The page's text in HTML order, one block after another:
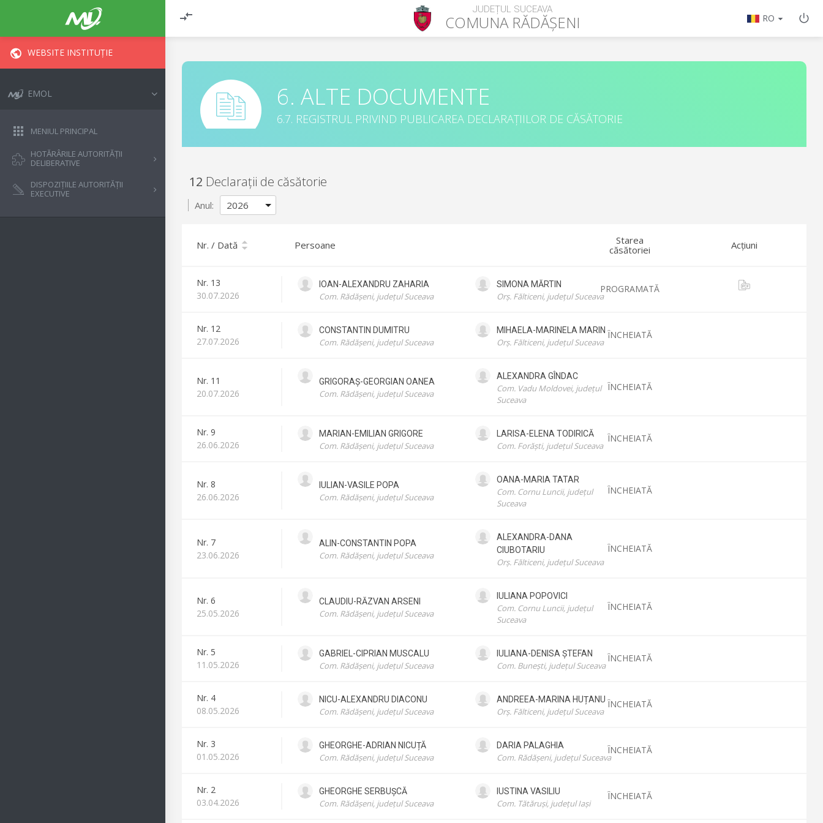
JUDEȚUL SUCEAVA
COMUNA RĂDĂȘENI RO
WEBSITE INSTITUȚIE
EMOL
MENIUL PRINCIPAL
HOTĂRÂRILE AUTORITĂȚII
DELIBERATIVE
DISPOZIȚIILE AUTORITĂȚII
EXECUTIVE
6. ALTE DOCUMENTE
6.7. REGISTRUL PRIVIND PUBLICAREA DECLARAȚIILOR DE CĂSĂTORIE
12 Declarații de căsătorie
Anul:
Nr. / Dată Persoane
Starea
căsătoriei
Acțiuni
Nr. 13
30.07.2026
IOAN-ALEXANDRU ZAHARIA
Com. Rădășeni, județul Suceava
SIMONA MĂRTIN
Orș. Fălticeni, județul Suceava
PROGRAMATĂ
Nr. 12
27.07.2026
CONSTANTIN DUMITRU
Com. Rădășeni, județul Suceava
MIHAELA-MARINELA MARIN
Orș. Fălticeni, județul Suceava
ÎNCHEIATĂ
Nr. 11
20.07.2026
GRIGORAȘ-GEORGIAN OANEA
Com. Rădășeni, județul Suceava
ALEXANDRA GÎNDAC
Com. Vadu Moldovei, județul
Suceava
ÎNCHEIATĂ
Nr. 9
26.06.2026
MARIAN-EMILIAN GRIGORE
Com. Rădășeni, județul Suceava
LARISA-ELENA TODIRICĂ
Com. Forăști, județul Suceava
ÎNCHEIATĂ
Nr. 8
26.06.2026
IULIAN-VASILE POPA
Com. Rădășeni, județul Suceava
OANA-MARIA TATAR
Com. Cornu Luncii, județul
Suceava
ÎNCHEIATĂ
Nr. 7
23.06.2026
ALIN-CONSTANTIN POPA
Com. Rădășeni, județul Suceava
ALEXANDRA-DANA
CIUBOTARIU
Orș. Fălticeni, județul Suceava
ÎNCHEIATĂ
Nr. 6
25.05.2026
CLAUDIU-RĂZVAN ARSENI
Com. Rădășeni, județul Suceava
IULIANA POPOVICI
Com. Cornu Luncii, județul
Suceava
ÎNCHEIATĂ
Nr. 5
11.05.2026
GABRIEL-CIPRIAN MUSCALU
Com. Rădășeni, județul Suceava
IULIANA-DENISA ȘTEFAN
Com. Bunești, județul Suceava
ÎNCHEIATĂ
Nr. 4
08.05.2026
NICU-ALEXANDRU DIACONU
Com. Rădășeni, județul Suceava
ANDREEA-MARINA HUȚANU
Orș. Fălticeni, județul Suceava
ÎNCHEIATĂ
Nr. 3
01.05.2026
GHEORGHE-ADRIAN NICUȚĂ
Com. Rădășeni, județul Suceava
DARIA PALAGHIA
Com. Rădășeni, județul Suceava
ÎNCHEIATĂ
Nr. 2
03.04.2026
GHEORGHE SERBUȘCĂ
Com. Rădășeni, județul Suceava
IUSTINA VASILIU
Com. Tătăruși, județul Iași
ÎNCHEIATĂ